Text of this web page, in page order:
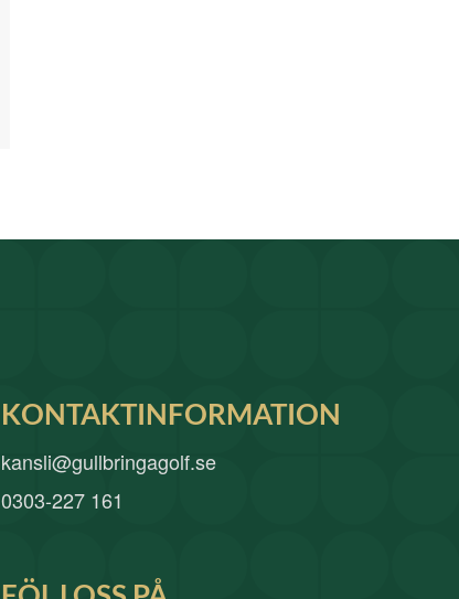
KONTAKTINFORMATION
kansli@gullbringagolf.se
0303-227 161